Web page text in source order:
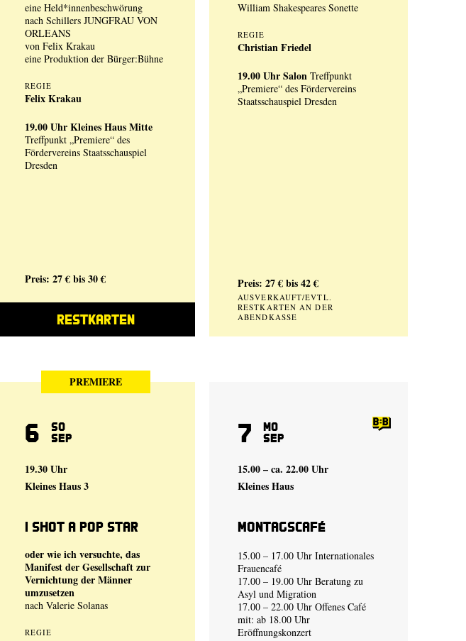
eine Held*innenbeschwörung
nach Schillers JUNGFRAU VON
ORLEANS
von Felix Krakau
eine Produktion der Bürger:Bühne
REGIE
Felix Krakau
19.00 UhrKleines Haus Mitte
Treffpunkt „Premiere“ des
Fördervereins Staatsschauspiel
Dresden
Preis: 27 € bis 30 €
RESTKARTEN
William Shakespeares Sonette
REGIE
Christian Friedel
19.00 UhrSalon Treffpunkt
„Premiere“ des Fördervereins
Staatsschauspiel Dresden
Preis: 27 € bis 42 €
AUSVERKAUFT/EVTL.
RESTKARTEN AN DER
ABENDKASSE
PREMIERE
6 So
Sep
19.30 Uhr
Kleines Haus 3
I shot a Pop Star
oder wie ich versuchte, das
Manifest der Gesellschaft zur
Vernichtung der Männer
umzusetzen
nach Valerie Solanas
REGIE
7 Mo
Sep
15.00 – ca. 22.00 Uhr
Kleines Haus
Montagscafé
15.00 – 17.00 Uhr Internationales
Frauencafé
17.00 – 19.00 Uhr Beratung zu
Asyl und Migration
17.00 – 22.00 Uhr Offenes Café
mit: ab 18.00 Uhr
Eröffnungskonzert